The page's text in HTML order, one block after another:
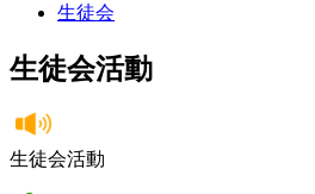
生徒会
生徒会活動
生徒会活動